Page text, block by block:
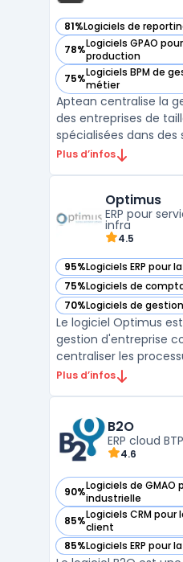
81%Logiciels de
— voir Aptean dans
78%Logiciels GPAO
production
— voir Aptean dans
75%Logiciels BPM de
métier
— voir Aptean dans
Aptean centralise la
des entreprises de
spécialisées dans
en connectant la
organisations
multiplication d ...
Plus d’infos
Optimus
ERP pour
infra
4.5
95%Logiciels ERP pour
— voir Optimus dans
75%Logiciels de
— voir Optimus dans
70%Logiciels de
— voir Optimus dans
Le logiciel Optimus
gestion d'entreprise
centraliser les
sein d’une
son interface intuitive
Plus d’infos
B2O
ERP cloud
4.6
90%Logiciels de
industrielle
— voir B2O dans cette
85%Logiciels CRM
client
— voir B2O dans cette
85%Logiciels ERP pour
— voir B2O dans cette